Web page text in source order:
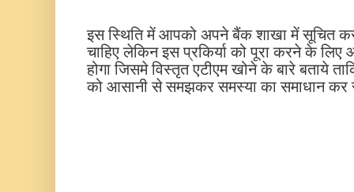
इस स्थिति में आपको अपने बैंक शाखा में सूचित
चाहिए लेकिन इस प्रकिर्या को पूरा करने के
होगा जिसमे विस्तृत एटीएम खोने के बारे बताये
को आसानी से समझकर समस्या का समाधान